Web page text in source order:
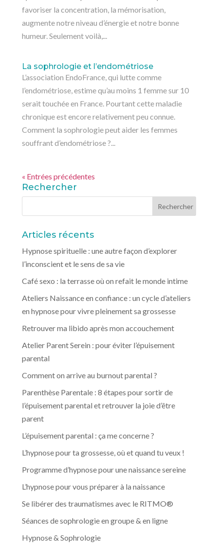
favoriser la concentration, la mémorisation,
augmente notre niveau d’énergie et notre bonne
humeur. Seulement voilà,...
La sophrologie et l’endométriose
L’association EndoFrance, qui lutte comme
l’endométriose, estime qu’au moins 1 femme sur 10
serait touchée en France. Pourtant cette maladie
chronique est encore relativement peu connue.
Comment la sophrologie peut aider les femmes
souffrant d’endométriose ?...
« Entrées précédentes
Rechercher
Articles récents
Hypnose spirituelle : une autre façon d’explorer
l’inconscient et le sens de sa vie
Café sexo : la terrasse où on refait le monde intime
Ateliers Naissance en confiance : un cycle d’ateliers
en hypnose pour vivre pleinement sa grossesse
Retrouver ma libido après mon accouchement
Atelier Parent Serein : pour éviter l’épuisement
parental
Comment on arrive au burnout parental ?
Parenthèse Parentale : 8 étapes pour sortir de
l’épuisement parental et retrouver la joie d’être
parent
L’épuisement parental : ça me concerne ?
L’hypnose pour ta grossesse, où et quand tu veux !
Programme d’hypnose pour une naissance sereine
L’hypnose pour vous préparer à la naissance
Se libérer des traumatismes avec le RITMO®
Séances de sophrologie en groupe & en ligne
Hypnose & Sophrologie